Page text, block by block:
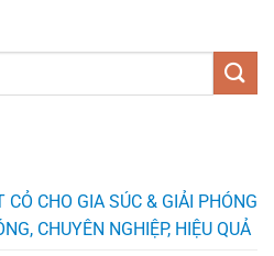
CỎ CHO GIA SÚC & GIẢI PHÓNG
CHUYÊN NGHIỆP, HIỆU QUẢ